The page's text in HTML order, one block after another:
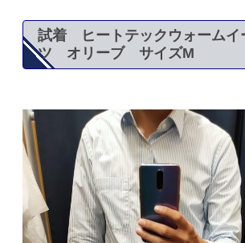
試着 ヒートテックウォームイ
ツ オリーブ サイズM